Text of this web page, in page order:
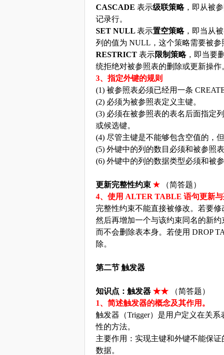
CASCADE表示级联策略，即从被
记录行。
SET NULL表示置空策略，即当从
列的值为 NULL，这个策略需要被参
RESTRICT表示限制策略，即当要
统拒绝对被参照表的删除或更新操作
3、指定外键的规则
(1) 被参照表必须已经用一条
(2) 必须为被参照表定义主键。
(3) 必须在被参照表的表名后面指定
或候选键。
(4) 尽管主键是不能够包含空值的，
(5) 外键中的列的数目必须和被参照
(6) 外键中的列的数据类型必须和被
更新完整性约束 ★
（简答题）
4、使用 ALTER TABLE 语句更新与
完整性约束不能直接被修改。若要
然后再增加一个与该约束同名的新
而不会删除表本身。若使用 DROP
除。
第二节 触发器
知识点：触发器 ★★
（简答题）
1、简述触发器的概念及其作用。
触发器（Trigger）是用户定义在关
性的方法。
主要作用：实现主键和外键不能保
数据。